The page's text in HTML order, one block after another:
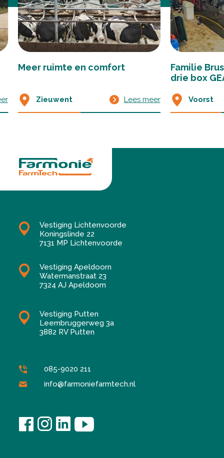
Meer ruimte en comfort
Zieuwent Lees meer
Familie
drie box
Voorst
Vestiging Lichtenvoorde
Koningslinde 22
7131 MP Lichtenvoorde
Vestiging Apeldoorn
Watermanstraat 23
7324 AJ Apeldoorn
Vestiging Putten
Leembruggerweg 3a
3882 RV Putten
085-9020 211
info@farmoniefarmtech.nl